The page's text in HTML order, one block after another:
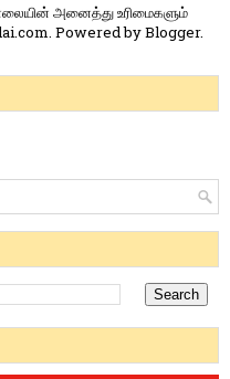
அனைத்து உரிமைகளும்
Powered byBlogger.